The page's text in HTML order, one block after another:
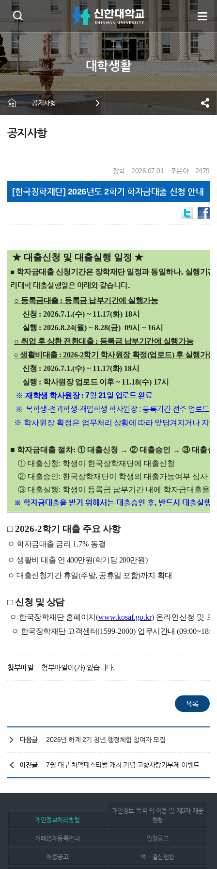
공지사항
공지사항
장학 2026.07.01 조은아 2479
[한국장학재단] 2026년도 2학기 학자금대출 신청 안내
★ 대출신청 및 대출실행 일정 ★
■ 학자금대출 신청기간은 장학재단 일정과 동일하나, 실행기
리 대학 대출실행일은 아래와 같습니다.
○ 등록금대출 : 등록금 납부기간에 실행가능
신청 : 2026.7.1.(수) ~ 11.17(화) 18시
실행 : 2026.8.24(월) ~ 8.28(금) 09시 ~ 16시
○ 취업 후 상환 전환대출 : 등록금 납부기간에 실행가능
○ 생활비대출 : 2026-2학기 학사원장 확정(업로드) 후 실행가능
신청 : 2026.7.1.(수) ~ 11.17(화) 18시
실행 : 학사원장 업로드 이후~ 11.18(수) 17시
※재학생 학사원장 : 7월 21일 업로드 완료
※ 복학생·전과학생·재입학생 학사원장 : 등록기간 전주 업로드
※ 학사원장 확정은 업무처리 상황에 따라 앞당겨지거나 지
■ 학자금대출 절차: ① 대출신청 → ② 대출승인 → ③ 대출실
① 대출신청: 학생이 한국장학재단에 대출신청
② 대출승인: 한국장학재단이 학생의 대출가능여부 심사
③ 대출실행: 학생이 등록금 납부기간 내에 학자금대출을
※ 학자금대출을 받기 위해서는 대출승인 후, 반드시 대출실행
□2026-2학기 대출 주요 사항
ㅇ 학자금대출 금리 1.7% 동결
ㅇ 생활비 대출 연 400만원(학기당 200만원)
ㅇ 대출신청기간 휴일(주말, 공휴일 포함)까지 확대
□ 신청 및 상담
ㅇ 한국장학재단 홈페이지 (www.kosaf.go.kr) 온라인신청 및 모
ㅇ 한국장학재단 고객센터(1599-2000) 업무시간내
첨부파일 첨부파일이(가) 없습니다.
다음글 2026년 하계 2기 청년 행정체험 참여자 모집
이전글 7월 대구 치맥페스티벌 개최 기념 고향사랑기부제 이벤트
개인정보처리방침
개인정보 목적 외 이용 및 제3자 제공
현황
거래업체등록안내 입찰공고
채용공고 예ㆍ결산현황